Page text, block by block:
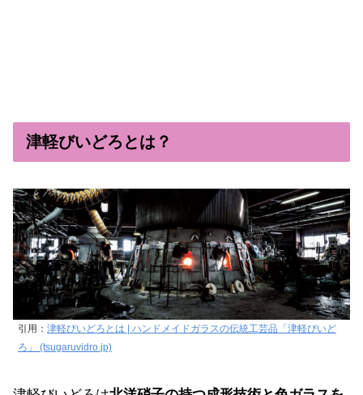
津軽びいどろとは？
引用： 津軽びいどろとは | ハンドメイドガラスの伝統工芸品「津軽びいど
ろ」 (tsugaruvidro.jp)